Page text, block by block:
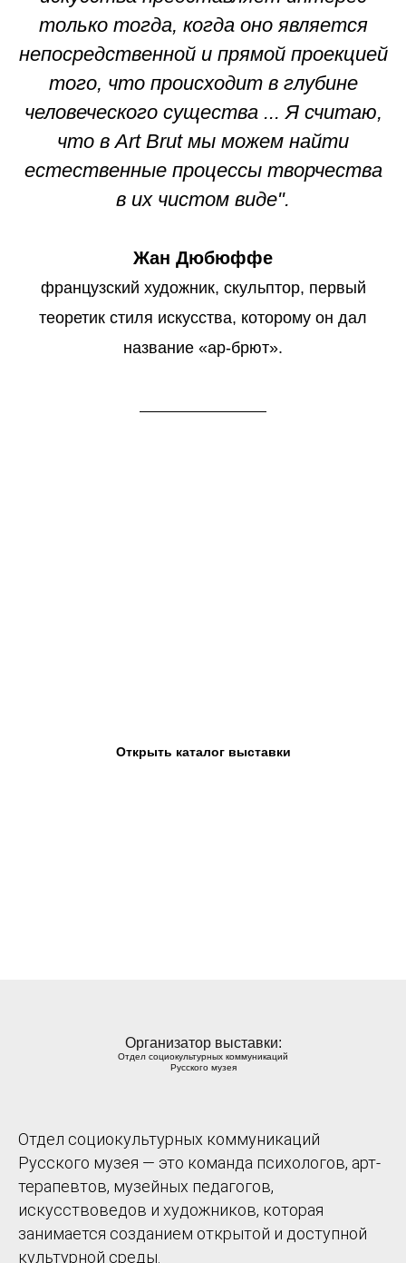
только тогда, когда оно является
непосредственной и прямой проекцией
того, что происходит в глубине
человеческого существа ... Я считаю,
что в Art Brut мы можем найти
естественные процессы творчества
в их чистом виде".
Жан Дюбюффе
французский художник, скульптор, первый
теоретик стиля искусства, которому он дал
название «ар-брют».
Открыть каталог выставки
Организатор выставки:
Отдел социокультурных коммуникаций
Русского музея
Отдел социокультурных коммуникаций
Русского музея — это команда психологов, арт-
терапевтов, музейных педагогов,
искусствоведов и художников, которая
занимается созданием открытой и доступной
культурной среды.